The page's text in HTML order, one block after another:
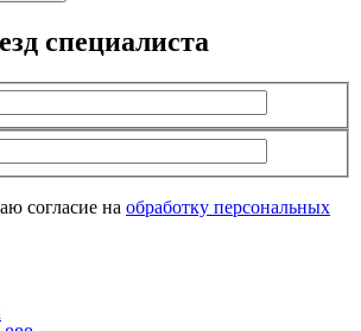
специалиста
согласие на обработку персональных